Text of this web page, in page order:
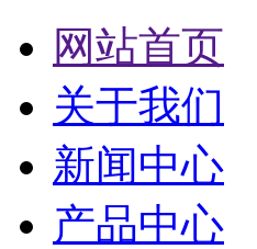
网站首页
关于我们
新闻中心
产品中心